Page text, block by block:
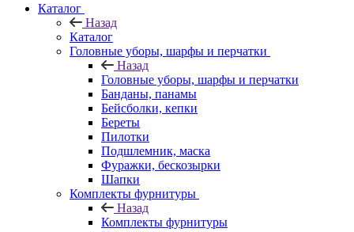
Каталог
Назад
Каталог
Головные уборы, шарфы и перчатки
Назад
Головные уборы, шарфы и перчатки
Банданы, панамы
Бейсболки, кепки
Береты
Пилотки
Подшлемник, маска
Фуражки, бескозырки
Шапки
Комплекты фурнитуры
Назад
Комплекты фурнитуры